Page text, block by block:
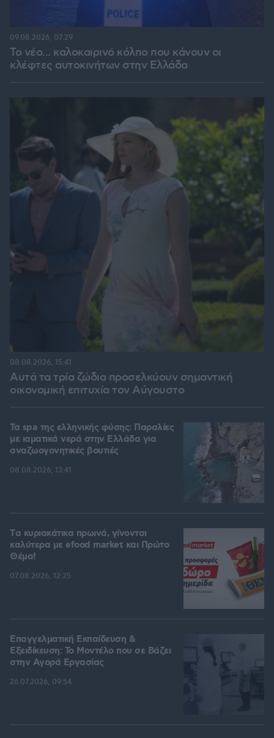
Το νέο... καλοκαιρινό κόλπο που κάνουν οι
κλέφτες αυτοκινήτων στην Ελλάδα
09.08.2026, 07:29
Αυτά τα τρία ζώδια προσελκύουν σημαντική
οικονομική επιτυχία τον Αύγουστο
08.08.2026, 15:41
Τα spa της ελληνικής φύσης: Παραλίες
με ιαματικά νερά στην Ελλάδα για
αναζωογονητικές βουτιές
08.08.2026, 13:41
Tα κυριακάτικα πρωινά, γίνονται
καλύτερα με efood market και Πρώτο
Θέμα!
07.08.2026, 12:25
Επαγγελματική Εκπαίδευση &
Εξειδίκευση: Το Mοντέλο που σε Bάζει
στην Aγορά Eργασίας
26.07.2026, 09:54